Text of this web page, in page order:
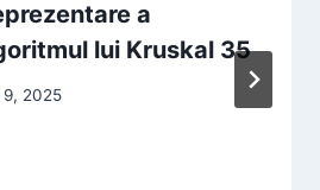
a
lui Kruskal 35
9, 2025